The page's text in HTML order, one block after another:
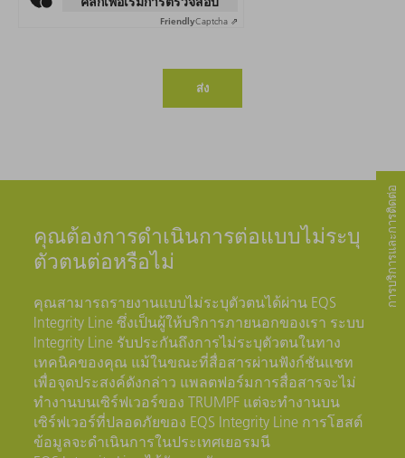
FriendlyCaptcha ⇗
ส่ง
คุณต้องการดำเนินการต่อแบบไม่ระบุ
ตัวตนต่อหรือไม่
คุณสามารถรายงานแบบไม่ระบุตัวตนได้ผ่าน EQS
Integrity Line ซึ่งเป็นผู้ให้บริการภายนอกของเรา ระบบ
Integrity Line รับประกันถึงการไม่ระบุตัวตนในทาง
เทคนิคของคุณ แม้ในขณะที่สื่อสารผ่านฟังก์ชันแชท
เพื่อจุดประสงค์ดังกล่าว แพลตฟอร์มการสื่อสารจะไม่
ทำงานบนเซิร์ฟเวอร์ของ TRUMPF แต่จะทำงานบน
เซิร์ฟเวอร์ที่ปลอดภัยของ EQS Integrity Line การโฮสต์
ข้อมูลจะดำเนินการในประเทศเยอรมนี
การบริการและการติดต่อ